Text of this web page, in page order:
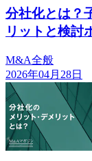
分社化とは？
リットと検討
M&A全般
2026年04月28日